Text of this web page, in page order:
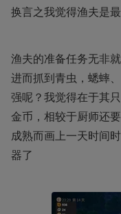
换言之我觉得渔夫是
渔夫的准备任务无非
进而抓到青虫，蟋蟀
强呢？我觉得在于其
金币，相较于厨师还
成熟而画上一天时间
器了